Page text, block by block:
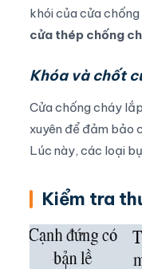
khói của cửa
cửa thép chống
Khóa và chốt
Cửa chống cháy
xuyên để đảm bảo
Lúc này, các loại
Kiểm tra